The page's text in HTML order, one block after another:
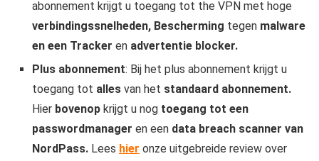
abonnement krijgt u toegang tot the VPN met hoge
verbindingssnelheden, Bescherming tegen malware
en een Tracker en advertentie blocker.
Plus abonnement: Bij het plus abonnement krijgt u
toegang tot alles van het standaard abonnement.
Hier bovenop krijgt u nog toegang tot een
passwordmanager en een data breach scanner van
NordPass. Lees hier onze uitgebreide review over